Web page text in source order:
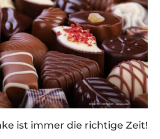
ist immer die richtige Zeit!